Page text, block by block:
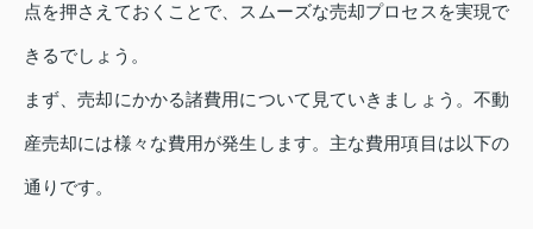
点を押さえておくことで、スムーズな売却プロセスを実現で
きるでしょう。
まず、売却にかかる諸費用について見ていきましょう。不動
産売却には様々な費用が発生します。主な費用項目は以下の
通りです。